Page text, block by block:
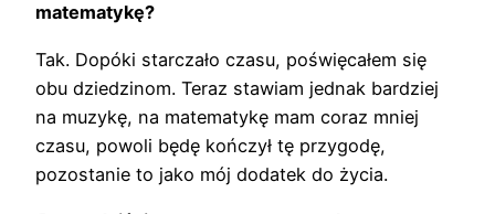
matematykę?
Tak. Dopóki starczało czasu, poświęcałem się
obu dziedzinom. Teraz stawiam jednak bardziej
na muzykę, na matematykę mam coraz mniej
czasu, powoli będę kończył tę przygodę,
pozostanie to jako mój dodatek do życia.